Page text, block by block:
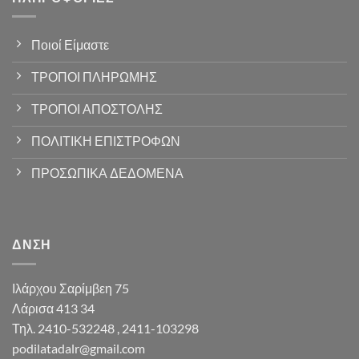
Ποιοί Είμαστε
ΤΡΟΠΟΙ ΠΛΗΡΩΜΗΣ
ΤΡΟΠΟΙ ΑΠΟΣΤΟΛΗΣ
ΠΟΛΙΤΙΚΗ ΕΠΙΣΤΡΟΦΩΝ
ΠΡΟΣΩΠΙΚΑ ΔΕΔΟΜΕΝΑ
ΔΝΣΗ
Ιλάρχου Σαρίμβεη 75
Λάρισα 413 34
Τηλ. 2410-532248 , 2411-103298
podilatadalr@gmail.com